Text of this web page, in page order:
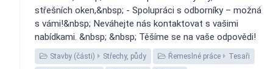
střešních oken,&nbsp; - Spolupráci s odborníky – možná
s vámi!&nbsp; Neváhejte nás kontaktovat s vašimi
nabídkami. &nbsp; &nbsp; Těšíme se na vaše odpovědi!
Stavby (části) Střechy, půdy Řemeslné práce Tesaři